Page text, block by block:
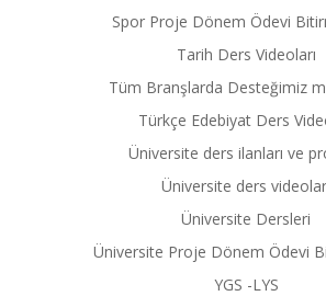
Spor Proje Dönem Ödevi
Tarih Ders Videoları
Tüm Branşlarda Desteğimiz
Türkçe Edebiyat Ders
Üniversite ders ilanları ve
Üniversite ders
Üniversite Dersleri
Üniversite Proje Dönem Ödevi
YGS -LYS